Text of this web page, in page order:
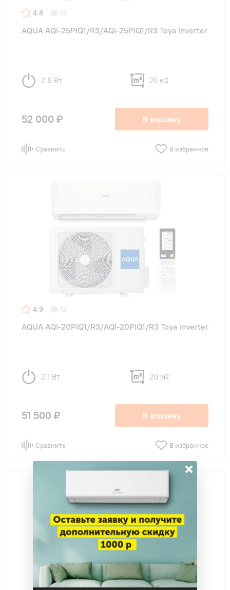
4.8 12
AQUA AQI-25PIQ1/R3/AQI-25PIQ1/R3 Toya inverter
2.6 Вт 25 м2
52 000 ₽ В корзину
Сравнить В избранное
4.9 12
AQUA AQI-20PIQ1/R3/AQI-20PIQ1/R3 Toya inverter
2.1 Вт 20 м2
51 500 ₽ В корзину
Сравнить В избранное
×